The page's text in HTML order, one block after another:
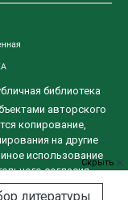
Скрыть
литературы
библиотека
авторского
копирование,
на другие
использование
согласия